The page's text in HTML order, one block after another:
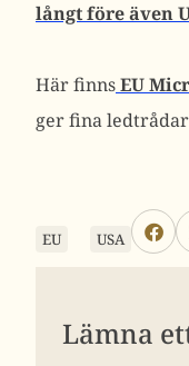
långt före även
Här finnsEU
ger fina
EU USA
Lämna